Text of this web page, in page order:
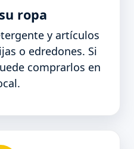
ropa
y artículos
o edredones. Si
comprarlos en